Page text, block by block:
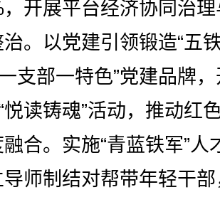
开展平台经济协同治
。以党建引领锻造“五
支部一特色”党建品牌
悦读铸魂”活动，推动红
合。实施“青蓝铁军”人
师制结对帮带年轻干